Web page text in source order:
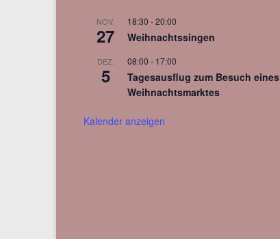
NOV.
27
18:30 -20:00
Weihnachtssingen
DEZ.
5
08:00 - 17:00
Tagesausflug zum Besuch eines
Weihnachtsmarktes
Kalender anzeigen